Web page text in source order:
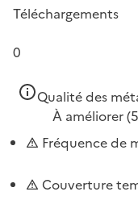
Téléchargements
0
Qualité des
À améliorer
Fréquence de
Couverture